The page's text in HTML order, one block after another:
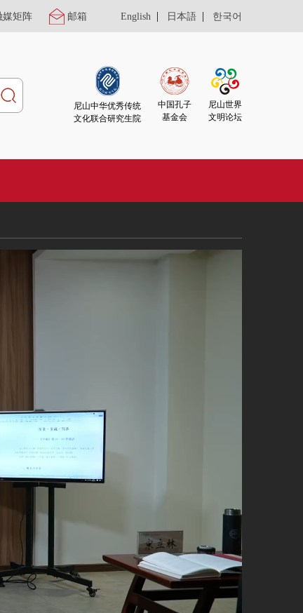
媒矩阵 邮箱 English | 日本語 | 한국어
尼山中华优秀传统
文化联合研究生院
中国孔子
基金会
尼山世界
文明论坛